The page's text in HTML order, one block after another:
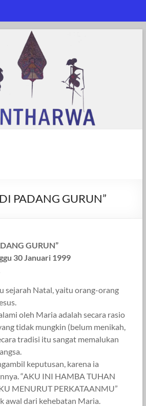
PADANG GURUN”
GURUN”
30 Januari 1999
sejarah Natal, yaitu orang-orang
oleh Maria adalah secara rasio
tidak mungkin (belum menikah,
tradisi itu sangat memalukan
keputusan, karena ia
“AKU INI HAMBA TUHAN
MENURUT PERKATAANMU”
awal dari kehebatan Maria.